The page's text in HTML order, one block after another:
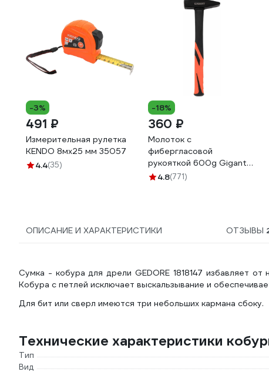
-3%
491 ₽
Измерительная рулетка
KENDO 8мх25 мм 35057
4.4(35)
-18%
360 ₽
Молоток с
фибергласовой
рукояткой 600g Gigant
HHT600-1
4.8(771)
ОПИСАНИЕ И ХАРАКТЕРИСТИКИ ОТЗЫВЫ
Сумка - кобура для дрели GEDORE 1818147 избавляет
Кобура с петлей исключает выскальзывание и
Для бит или сверл имеются три небольших кармана сбоку.
Технические характеристики
Тип
Вид